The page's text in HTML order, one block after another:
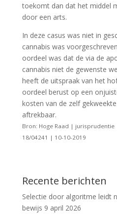
toekomt dan dat het middel
door een arts.
In deze casus was niet in
cannabis was
oordeel was dat de via de
cannabis niet de gewenste
heeft de uitspraak van het
oordeel berust op een
kosten van de zelf
aftrekbaar.
Bron: Hoge Raad | jurisprudentie
18/04241 | 10-10-2019
Recente berichten
Selectie door algoritme leidt
bewijs 9 april 2026